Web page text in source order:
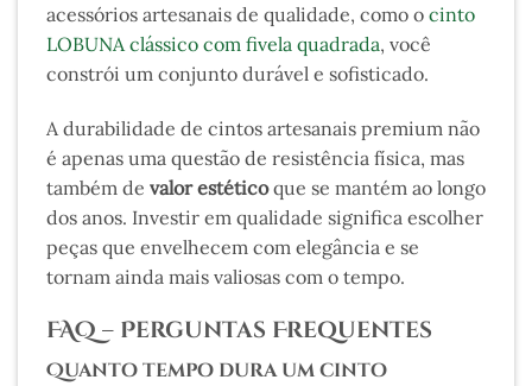
acessórios artesanais de qualidade, como o cinto
LOBUNA clássico com fivela quadrada, você
constrói um conjunto durável e sofisticado.
A durabilidade de cintos artesanais premium não
é apenas uma questão de resistência física, mas
também de valor estéticoque se mantém ao longo
dos anos. Investir em qualidade significa escolher
peças que envelhecem com elegância e se
tornam ainda mais valiosas com o tempo.
FAQ – Perguntas Frequentes
Quanto tempo dura um cinto